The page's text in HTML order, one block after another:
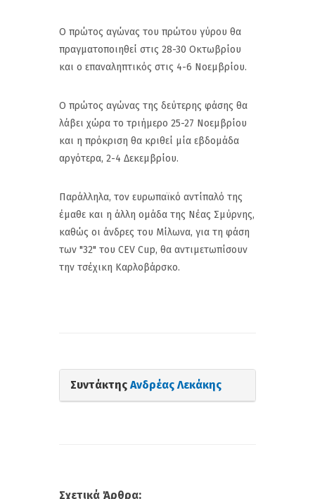
Ο πρώτος αγώνας του πρώτου γύρου θα
πραγματοποιηθεί στις 28-30 Οκτωβρίου
και ο επαναληπτικός στις 4-6 Νοεμβρίου.
Ο πρώτος αγώνας της δεύτερης φάσης θα
λάβει χώρα το τριήμερο 25-27 Νοεμβρίου
και η πρόκριση θα κριθεί μία εβδομάδα
αργότερα, 2-4 Δεκεμβρίου.
Παράλληλα, τον ευρωπαϊκό αντίπαλό της
έμαθε και η άλλη ομάδα της Νέας Σμύρνης,
καθώς οι άνδρες του Μίλωνα, για τη φάση
των "32" του CEV Cup, θα αντιμετωπίσουν
την τσέχικη Καρλοβάρσκο.
Συντάκτης Ανδρέας Λεκάκης
Σχετικά Άρθρα: